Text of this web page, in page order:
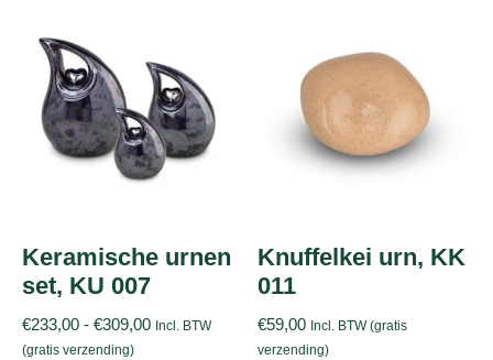
Keramische urnen
set, KU 007
€233,00 - €309,00 Incl. BTW
(gratis verzending)
Knuffelkei urn, KK
011
€59,00 Incl. BTW (gratis
verzending)